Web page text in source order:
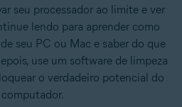
seu processador ao limite e ver
lendo para aprender como
seu PC ou Mac e saber do que
use um software de limpeza
o verdadeiro potencial do
computador.